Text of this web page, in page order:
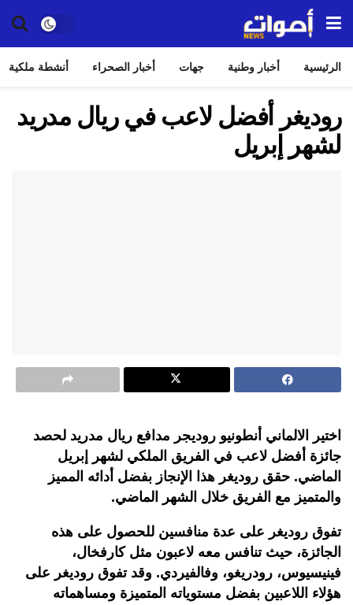
الرئيسية أخبار وطنية جهات أخبار الصحراء أنشطة ملكية
روديغر أفضل لاعب في ريال مدريد
لشهر إبريل
اختير الالماني أنطونيو روديجر مدافع ريال مدريد لحصد
جائزة أفضل لاعب في الفريق الملكي لشهر إبريل
الماضي. حقق روديغر هذا الإنجاز بفضل أدائه المميز
والمتميز مع الفريق خلال الشهر الماضي.
تفوق روديغر على عدة منافسين للحصول على هذه
الجائزة، حيث تنافس معه لاعبون مثل كارفخال،
فينيسيوس، رودريغو، وفالفيردي. وقد تفوق روديغر على
هؤلاء اللاعبين بفضل مستوياته المتميزة ومساهماته